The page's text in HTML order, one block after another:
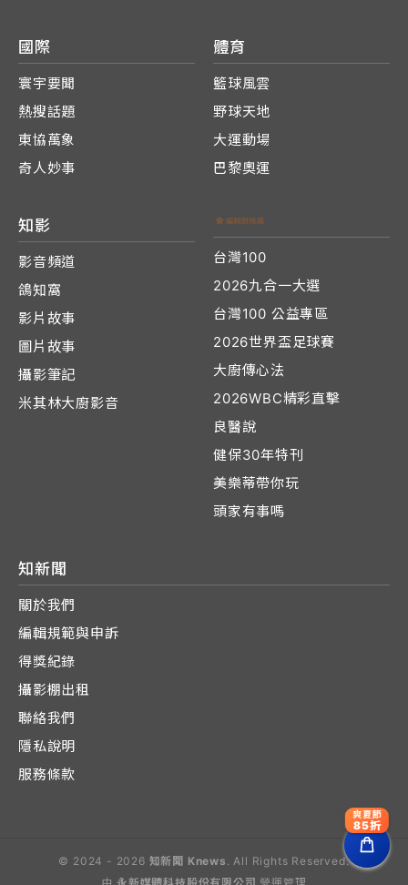
國際
寰宇要聞
熱搜話題
東協萬象
奇人妙事
體育
籃球風雲
野球天地
大運動場
巴黎奧運
知影
影音頻道
鴿知窩
影片故事
圖片故事
攝影筆記
米其林大廚影音
台灣100
2026九合一大選
台灣100 公益專區
2026世界盃足球賽
大廚傳心法
2026WBC精彩直擊
良醫說
健保30年特刊
美樂蒂帶你玩
頭家有事嗎
知新聞
關於我們
編輯規範與申訴
得獎紀錄
攝影棚出租
聯絡我們
隱私說明
服務條款
© 2024 - 2026 知新聞 Knews . All Rights Reserved.
爽夏節
85折